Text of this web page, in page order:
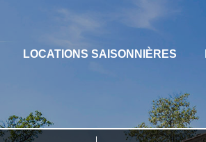
LOCATIONS SAISONNIÈRES